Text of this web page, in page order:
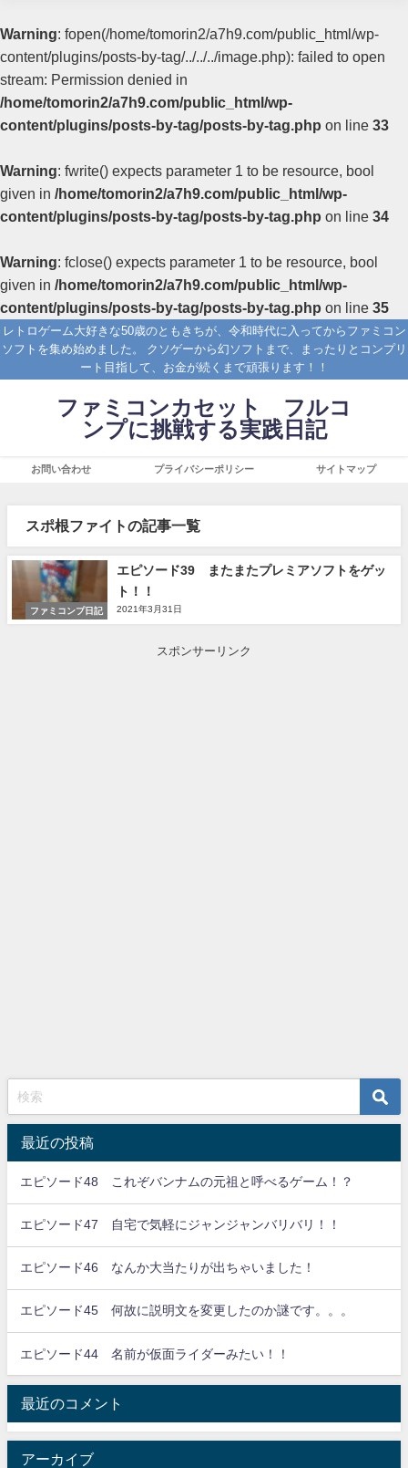
Warning: fopen(/home/tomorin2/a7h9.com/public_html/wp-
content/plugins/posts-by-tag/../../../image.php): failed to open
stream: Permission denied in
/home/tomorin2/a7h9.com/public_html/wp-
content/plugins/posts-by-tag/posts-by-tag.php on line 33
Warning: fwrite() expects parameter 1 to be resource, bool
given in /home/tomorin2/a7h9.com/public_html/wp-
content/plugins/posts-by-tag/posts-by-tag.php on line 34
Warning: fclose() expects parameter 1 to be resource, bool
given in /home/tomorin2/a7h9.com/public_html/wp-
content/plugins/posts-by-tag/posts-by-tag.php on line 35
レトロゲーム大好きな50歳のともきちが、令和時代に入ってからファミコン
ソフトを集め始めました。 クソゲーから幻ソフトまで、まったりとコンプリ
ート目指して、お金が続くまで頑張ります！！
ファミコンカセット フルコ
ンプに挑戦する実践日記
お問い合わせ プライバシーポリシー サイトマップ
スポ根ファイトの記事一覧
ファミコンプ日記
エピソード39 またまたプレミアソフトをゲッ
ト！！
2021年3月31日
スポンサーリンク
最近の投稿
エピソード48 これぞバンナムの元祖と呼べるゲーム！？
エピソード47 自宅で気軽にジャンジャンバリバリ！！
エピソード46 なんか大当たりが出ちゃいました！
エピソード45 何故に説明文を変更したのか謎です。。。
エピソード44 名前が仮面ライダーみたい！！
最近のコメント
アーカイブ